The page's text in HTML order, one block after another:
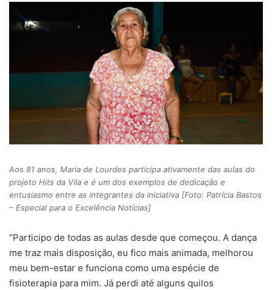
Aos 81 anos, Maria de Lourdes participa ativamente das aulas do
projeto Hits da Vila e é um dos exemplos de dedicação e
entusiasmo entre as integrantes da iniciativa [Foto: Patrícia Bastos
– Especial para o Excelência Notícias]
“Participo de todas as aulas desde que começou. A dança
me traz mais disposição, eu fico mais animada, melhorou
meu bem-estar e funciona como uma espécie de
fisioterapia para mim. Já perdi até alguns quilos